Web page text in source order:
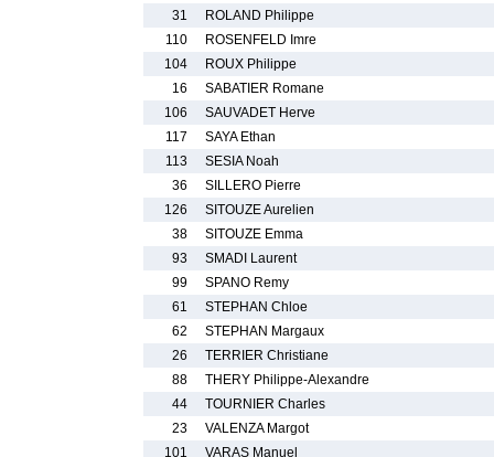
31
ROLAND Philippe
110
ROSENFELD Imre
104
ROUX Philippe
16
SABATIER Romane
106
SAUVADET Herve
117
SAYA Ethan
113
SESIA Noah
36
SILLERO Pierre
126
SITOUZE Aurelien
38
SITOUZE Emma
93
SMADI Laurent
99
SPANO Remy
61
STEPHAN Chloe
62
STEPHAN Margaux
26
TERRIER Christiane
88
THERY Philippe-Alexandre
44
TOURNIER Charles
23
VALENZA Margot
101
VARAS Manuel